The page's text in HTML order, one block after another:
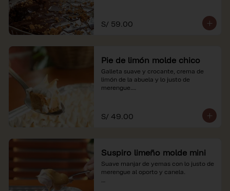
S/ 59.00
Pie de limón molde chico
Galleta suave y crocante, crema de
limón de la abuela y lo justo de
merengue.
soles e incluyen impuestos de ley y
recargo al consumo.
S/ 49.00
Suspiro limeño molde mini
Suave manjar de yemas con lo justo de
merengue al oporto y canela.